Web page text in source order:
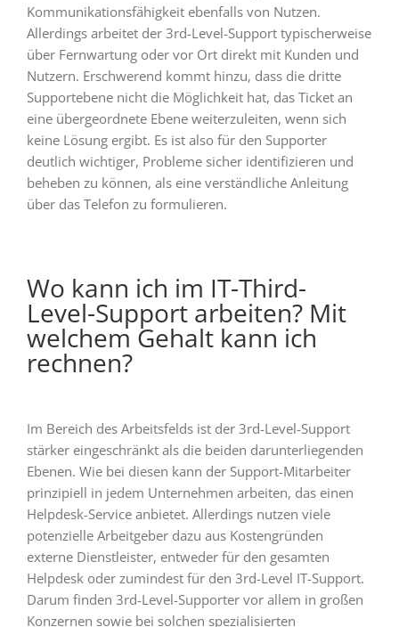
Kommunikationsfähigkeit ebenfalls von Nutzen.
Allerdings arbeitet der 3rd-Level-Support typischerweise
über Fernwartung oder vor Ort direkt mit Kunden und
Nutzern. Erschwerend kommt hinzu, dass die dritte
Supportebene nicht die Möglichkeit hat, das Ticket an
eine übergeordnete Ebene weiterzuleiten, wenn sich
keine Lösung ergibt. Es ist also für den Supporter
deutlich wichtiger, Probleme sicher identifizieren und
beheben zu können, als eine verständliche Anleitung
über das Telefon zu formulieren.
Wo kann ich im IT-Third-
Level-Support arbeiten? Mit
welchem Gehalt kann ich
rechnen?
Im Bereich des Arbeitsfelds ist der 3rd-Level-Support
stärker eingeschränkt als die beiden darunterliegenden
Ebenen. Wie bei diesen kann der Support-Mitarbeiter
prinzipiell in jedem Unternehmen arbeiten, das einen
Helpdesk-Service anbietet. Allerdings nutzen viele
potenzielle Arbeitgeber dazu aus Kostengründen
externe Dienstleister, entweder für den gesamten
Helpdesk oder zumindest für den 3rd-Level IT-Support.
Darum finden 3rd-Level-Supporter vor allem in großen
Konzernen sowie bei solchen spezialisierten